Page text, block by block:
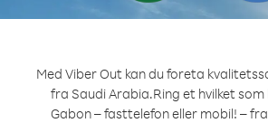
Med Viber Out kan du foreta
fra Saudi Arabia.Ring et hvilket
Gabon – fasttelefon eller mobil! –